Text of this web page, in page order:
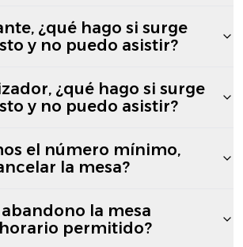
¿qué hago si surge
y no puedo asistir?
¿qué hago si surge
y no puedo asistir?
el número mínimo,
la mesa?
abandono la mesa
permitido?